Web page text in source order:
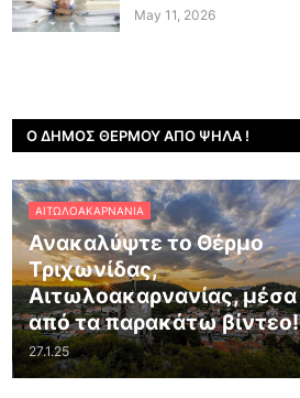
May 11, 2026
Ο ΔΉΜΟΣ ΘΈΡΜΟΥ ΑΠΌ ΨΗΛΆ !
ΑΙΤΩΛΟΑΚΑΡΝΑΝΊΑ
Ανακαλύψτε το Θέρμο
Τριχωνίδας,
Αιτωλοακαρνανίας, μέσα
από τα παρακάτω βίντεο!
27.1.25